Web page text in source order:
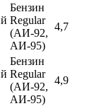
Бензин
Regular
(АИ-92,
АИ-95)
4,7
Бензин
Regular
(АИ-92,
АИ-95)
4,9